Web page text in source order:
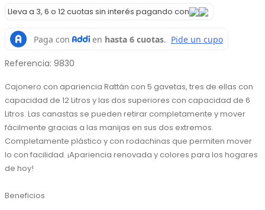
Lleva a 3, 6 o 12 cuotas sin interés pagando con
Referencia: 9830
Cajonero con apariencia Rattán con 5 gavetas, tres de ellas con
capacidad de 12 Litros y las dos superiores con capacidad de 6
Litros. Las canastas se pueden retirar completamente y mover
fácilmente gracias a las manijas en sus dos extremos.
Completamente plástico y con rodachinas que permiten mover
lo con facilidad. ¡Apariencia renovada y colores para los hogares
de hoy!
Beneficios